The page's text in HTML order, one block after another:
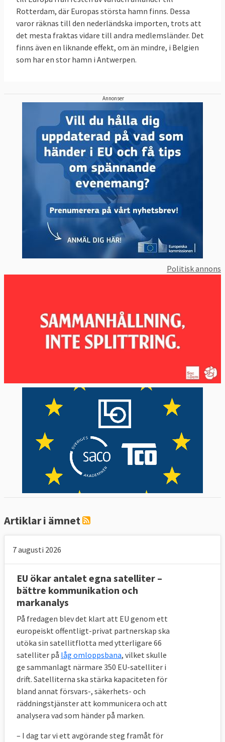
Rotterdam, där Europas största hamn finns. Dessa
varor räknas till den nederländska importen, trots att
det mesta fraktas vidare till andra medlemsländer. Det
finns även en liknande effekt, om än mindre, i Belgien
som har en stor hamn i Antwerpen.
Annonser
Politisk annons
Artiklar i ämnet
7 augusti 2026
EU ökar antalet egna satelliter –
bättre kommunikation och
markanalys
På fredagen blev det klart att EU genom ett
europeiskt offentligt-privat partnerskap ska
utöka sin satellitflotta med ytterligare 66
satelliter på låg omloppsbana, vilket skulle
ge sammanlagt närmare 350 EU-satelliter i
drift. Satelliterna ska stärka kapaciteten för
bland annat försvars-, säkerhets- och
räddningstjänster att kommunicera och att
analysera vad som händer på marken.
– I dag tar vi ett avgörande steg framåt för